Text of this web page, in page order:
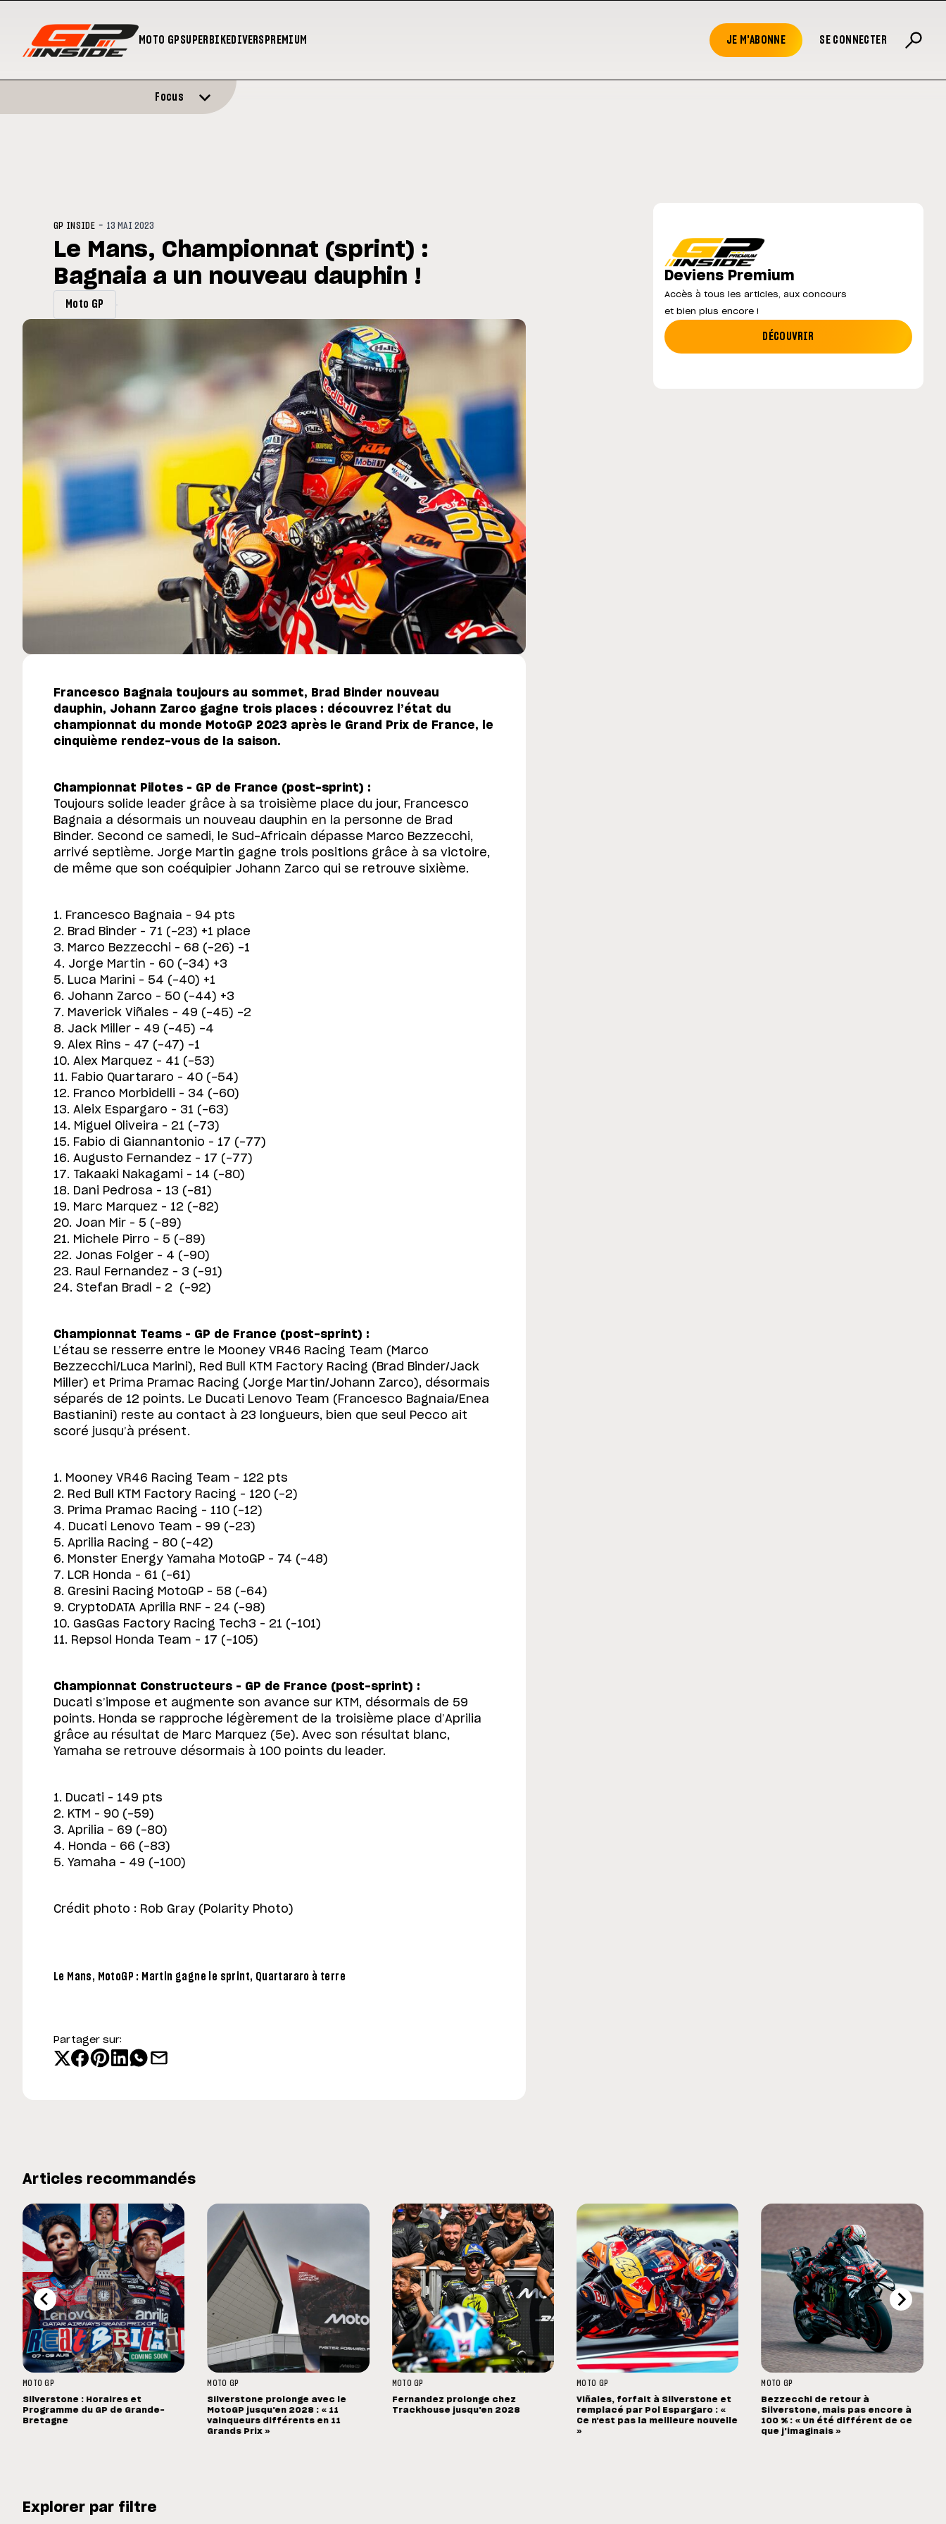
MOTO GPSUPERBIKEDIVERS PREMIUM JE M'ABONNE SE CONNECTER
Silverstone : Horaires et Programme du GP de
Zarco évite l'opération et vise un retour en
MotoGP : les cinq constructeurs signent un
Focus
GP INSIDE - 13 MAI 2023
Le Mans, Championnat (sprint) :
Bagnaia a un nouveau dauphin !
Moto GP
Francesco Bagnaia toujours au sommet, Brad Binder nouveau
dauphin, Johann Zarco gagne trois places : découvrez l’état du
championnat du monde MotoGP 2023 après le Grand Prix de France, le
cinquième rendez-vous de la saison.
Championnat Pilotes – GP de France (post-sprint) :
Toujours solide leader grâce à sa troisième place du jour, Francesco
Bagnaia a désormais un nouveau dauphin en la personne de Brad
Binder. Second ce samedi, le Sud-Africain dépasse Marco Bezzecchi,
arrivé septième. Jorge Martin gagne trois positions grâce à sa victoire,
de même que son coéquipier Johann Zarco qui se retrouve sixième.
1. Francesco Bagnaia – 94 pts
2. Brad Binder – 71 (-23) +1 place
3. Marco Bezzecchi – 68 (-26) -1
4. Jorge Martin – 60 (-34) +3
5. Luca Marini – 54 (-40) +1
6. Johann Zarco – 50 (-44) +3
7. Maverick Viñales – 49 (-45) -2
8. Jack Miller – 49 (-45) -4
9. Alex Rins – 47 (-47) -1
10. Alex Marquez – 41 (-53)
11. Fabio Quartararo – 40 (-54)
12. Franco Morbidelli – 34 (-60)
13. Aleix Espargaro – 31 (-63)
14. Miguel Oliveira – 21 (-73)
15. Fabio di Giannantonio – 17 (-77)
16. Augusto Fernandez – 17 (-77)
17. Takaaki Nakagami – 14 (-80)
18. Dani Pedrosa – 13 (-81)
19. Marc Marquez – 12 (-82)
20. Joan Mir – 5 (-89)
21. Michele Pirro – 5 (-89)
22. Jonas Folger – 4 (-90)
23. Raul Fernandez – 3 (-91)
24. Stefan Bradl – 2 (-92)
Championnat Teams – GP de France (post-sprint) :
L’étau se resserre entre le Mooney VR46 Racing Team (Marco
Bezzecchi/Luca Marini), Red Bull KTM Factory Racing (Brad Binder/Jack
Miller) et Prima Pramac Racing (Jorge Martin/Johann Zarco), désormais
séparés de 12 points. Le Ducati Lenovo Team (Francesco Bagnaia/Enea
Bastianini) reste au contact à 23 longueurs, bien que seul Pecco ait
scoré jusqu’à présent.
1. Mooney VR46 Racing Team – 122 pts
2. Red Bull KTM Factory Racing – 120 (-2)
3. Prima Pramac Racing – 110 (-12)
4. Ducati Lenovo Team – 99 (-23)
5. Aprilia Racing – 80 (-42)
6. Monster Energy Yamaha MotoGP – 74 (-48)
7. LCR Honda – 61 (-61)
8. Gresini Racing MotoGP – 58 (-64)
9. CryptoDATA Aprilia RNF – 24 (-98)
10. GasGas Factory Racing Tech3 – 21 (-101)
11. Repsol Honda Team – 17 (-105)
Championnat Constructeurs – GP de France (post-sprint) :
Ducati s’impose et augmente son avance sur KTM, désormais de 59
points. Honda se rapproche légèrement de la troisième place d’Aprilia
grâce au résultat de Marc Marquez (5e). Avec son résultat blanc,
Yamaha se retrouve désormais à 100 points du leader.
1. Ducati – 149 pts
2. KTM – 90 (-59)
3. Aprilia – 69 (-80)
4. Honda – 66 (-83)
5. Yamaha – 49 (-100)
Crédit photo : Rob Gray (Polarity Photo)
Le Mans, MotoGP : Martin gagne le sprint, Quartararo à terre
Partager sur:
Deviens Premium
Accès à tous les articles, aux concours
et bien plus encore !
DÉCOUVRIR
Articles recommandés
MOTO GP
Silverstone : Horaires et
Programme du GP de Grande-
Bretagne
MOTO GP
Silverstone prolonge avec le
MotoGP jusqu'en 2028 : « 11
vainqueurs différents en 11
Grands Prix »
MOTO GP
Fernandez prolonge chez
Trackhouse jusqu'en 2028
MOTO GP
Viñales, forfait à Silverstone et
remplacé par Pol Espargaro : «
Ce n'est pas la meilleure nouvelle
»
MOTO GP
Bezzecchi de retour à
Silverstone, mais pas encore à
100 % : « Un été différent de ce
que j'imaginais »
Explorer par filtre